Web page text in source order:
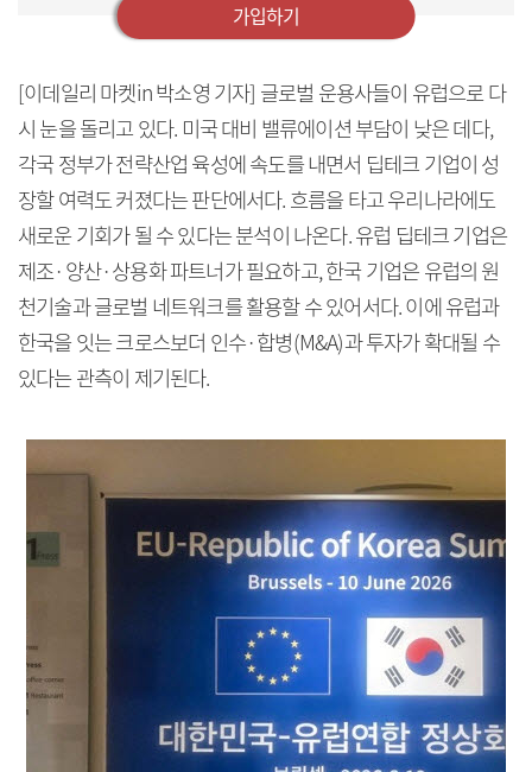
가입하기
[이데일리 마켓in 박소영 기자] 글로벌 운용사들이 유럽으로 다
시 눈을 돌리고 있다. 미국 대비 밸류에이션 부담이 낮은 데다,
각국 정부가 전략산업 육성에 속도를 내면서 딥테크 기업이 성
장할 여력도 커졌다는 판단에서다. 흐름을 타고 우리나라에도
새로운 기회가 될 수 있다는 분석이 나온다. 유럽 딥테크 기업은
제조·양산·상용화 파트너가 필요하고, 한국 기업은 유럽의 원
천기술과 글로벌 네트워크를 활용할 수 있어서다. 이에 유럽과
한국을 잇는 크로스보더 인수·합병(M&A)과 투자가 확대될 수
있다는 관측이 제기된다.